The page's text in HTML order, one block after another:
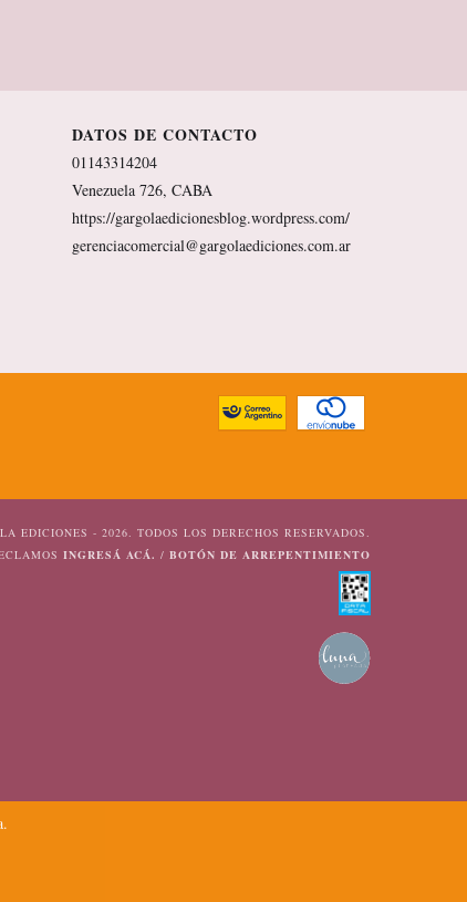
DATOS DE CONTACTO
01143314204
Venezuela 726, CABA
https://gargolaedicionesblog.wordpress.com/
gerenciacomercial@gargolaediciones.com.ar
EDICIONES - 2026. TODOS LOS DERECHOS RESERVADOS.
INGRESÁ ACÁ. / BOTÓN DE ARREPENTIMIENTO